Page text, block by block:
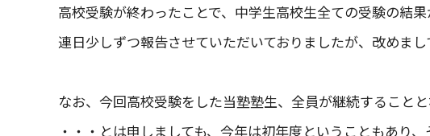
高校受験が終わったことで、中学生高校生全ての受験の結果
連日少しずつ報告させていただいておりましたが、改めまし
なお、今回高校受験をした当塾塾生、全員が継続することと
・・・とは申しましても、今年は初年度ということもあり